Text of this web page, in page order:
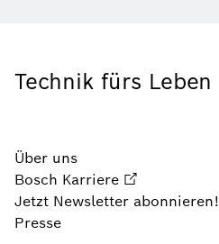
Technik fürs Leben
Über uns
Bosch Karriere
Jetzt Newsletter abonnieren!
Presse